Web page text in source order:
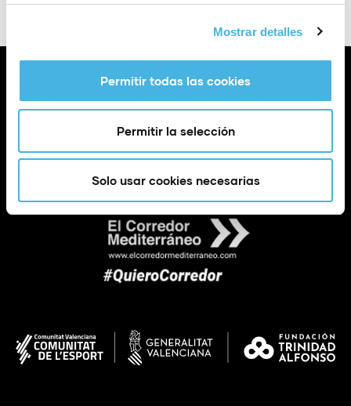
Mostrar detalles
Permitir todas las cookies
Permitir la selección
Solo usar cookies necesarias
info@fundaciontrinidadalfonso.org